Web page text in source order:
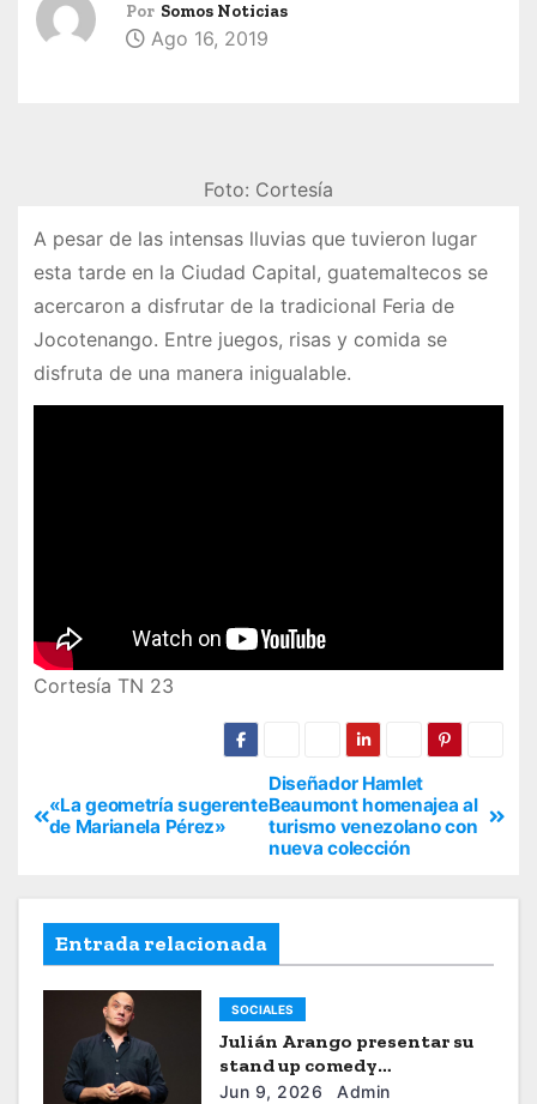
Por Somos Noticias
Ago 16, 2019
Foto: Cortesía
A pesar de las intensas lluvias que tuvieron lugar
esta tarde en la Ciudad Capital, guatemaltecos se
acercaron a disfrutar de la tradicional Feria de
Jocotenango. Entre juegos, risas y comida se
disfruta de una manera inigualable.
Cortesía TN 23
Diseñador Hamlet
Beaumont homenajea al
turismo venezolano con
nueva colección
«La geometría sugerente
de Marianela Pérez»
Entrada relacionada
SOCIALES
Julián Arango presentar su
stand up comedy
“Julianchou”
Jun 9, 2026 Admin